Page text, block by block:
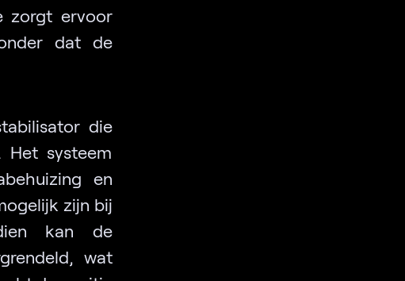
zorgt ervoor
dat de
die
Het systeem
en
zijn bij
kan de
wat